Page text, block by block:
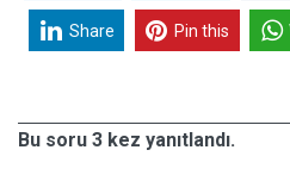
Share Pin this
Bu soru 3 kez yanıtlandı.